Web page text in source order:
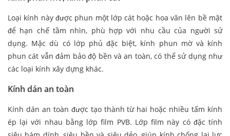
Loại kính này được phun một lớp cát hoặc hoa văn lên bề mặt
để hạn chế tầm nhìn, phù hợp với nhu cầu của người sử
dụng. Mặc dù có lớp phủ đặc biệt, kính phun mờ và kính
phun cát vẫn đảm bảo độ bền và an toàn, có thể sử dụng như
các loại kính xây dựng khác.
Kính dán an toàn
Kính dán an toàn được tạo thành từ hai hoặc nhiều tấm kính
ép lại với nhau bằng lớp film PVB. Lớp film này có đặc tính